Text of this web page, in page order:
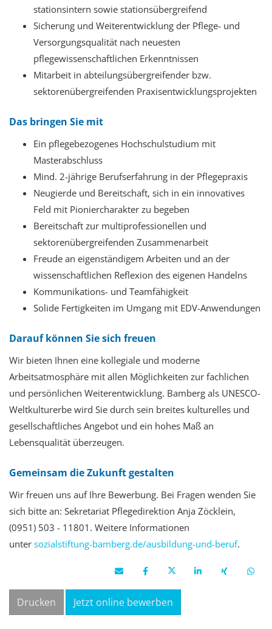
stationsintern sowie stationsübergreifend
Sicherung und Weiterentwicklung der Pflege- und
Versorgungsqualität nach neuesten
pflegewissenschaftlichen Erkenntnissen
Mitarbeit in abteilungsübergreifender bzw.
sektorenübergreifenden Praxisentwicklungsprojekten
Das bringen Sie mit
Ein pflegebezogenes Hochschulstudium mit
Masterabschluss
Mind. 2-jährige Berufserfahrung in der Pflegepraxis
Neugierde und Bereitschaft, sich in ein innovatives
Feld mit Pioniercharakter zu begeben
Bereitschaft zur multiprofessionellen und
sektorenübergreifenden Zusammenarbeit
Freude an eigenständigem Arbeiten und an der
wissenschaftlichen Reflexion des eigenen Handelns
Kommunikations- und Teamfähigkeit
Solide Fertigkeiten im Umgang mit EDV-Anwendungen
Darauf können Sie sich freuen
Wir bieten Ihnen eine kollegiale und moderne
Arbeitsatmosphäre mit allen Möglichkeiten zur fachlichen
und persönlichen Weiterentwicklung. Bamberg als UNESCO-
Weltkulturerbe wird Sie durch sein breites kulturelles und
gesellschaftliches Angebot und ein hohes Maß an
Lebensqualität überzeugen.
Gemeinsam die Zukunft gestalten
Wir freuen uns auf Ihre Bewerbung. Bei Fragen wenden Sie
sich bitte an: Sekretariat Pflegedirektion Anja Zöcklein,
(0951) 503 - 11801. Weitere Informationen
unter sozialstiftung-bamberg.de/ausbildung-und-beruf.
Drucken Jetzt online bewerben